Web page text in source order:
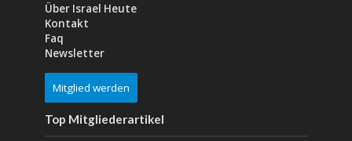
Über Israel Heute
Kontakt
Faq
Newsletter
Mitglied werden
Top Mitgliederartikel